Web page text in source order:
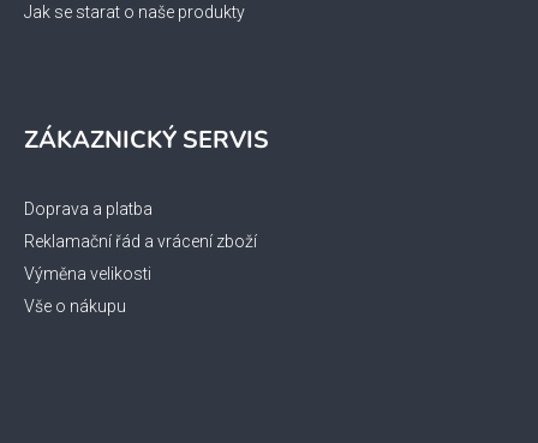
Jak se starat o naše produkty
ZÁKAZNICKÝ SERVIS
Doprava a platba
Reklamační řád a vrácení zboží
Výměna velikosti
Vše o nákupu